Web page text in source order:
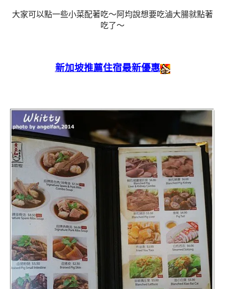
大家可以點一些小菜配著吃～阿均說想要吃滷大腸就點著
吃了～
新加坡推薦住宿最新優惠